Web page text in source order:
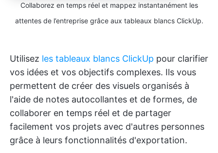
Collaborez en temps réel et mappez instantanément les
attentes de l’entreprise grâce aux tableaux blancs ClickUp.
Utilisez les tableaux blancs ClickUp pour clarifier
vos idées et vos objectifs complexes. Ils vous
permettent de créer des visuels organisés à
l'aide de notes autocollantes et de formes, de
collaborer en temps réel et de partager
facilement vos projets avec d'autres personnes
grâce à leurs fonctionnalités d'exportation.